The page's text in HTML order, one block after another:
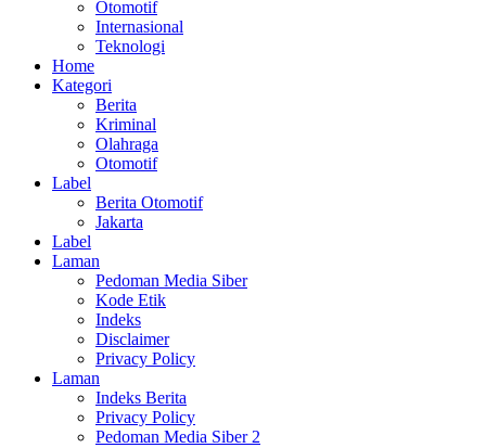
Otomotif
Internasional
Teknologi
Home
Kategori
Berita
Kriminal
Olahraga
Otomotif
Label
Berita Otomotif
Jakarta
Label
Laman
Pedoman Media Siber
Kode Etik
Indeks
Disclaimer
Privacy Policy
Laman
Indeks Berita
Privacy Policy
Pedoman Media Siber 2